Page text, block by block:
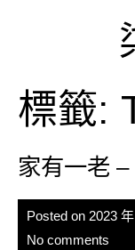
標籤:
家有一老
Posted on 2023
No comments